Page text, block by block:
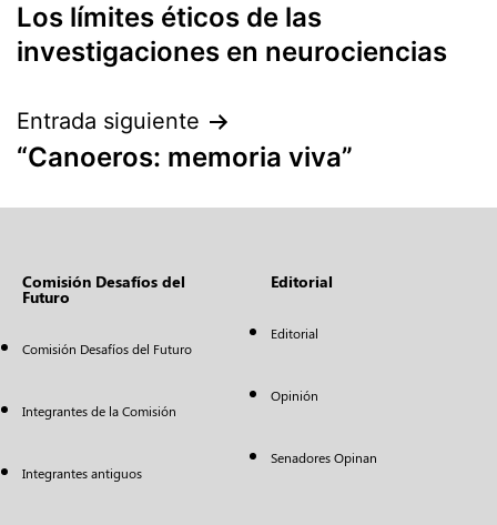
Los límites éticos de las
investigaciones en neurociencias
Entrada siguiente
“Canoeros: memoria viva”
Comisión Desafíos del
Futuro
Comisión Desafíos del Futuro
Integrantes de la Comisión
Integrantes antiguos
Editorial
Editorial
Opinión
Senadores Opinan